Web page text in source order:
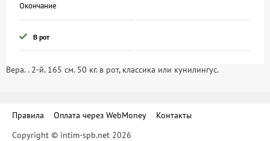
Окончание
В рот
Вера. . 2-й. 165 см. 50 кг. в рот, классика или кунилингус.
Правила Оплата через WebMoney
Контакты
Copyright © intim-spb.net 2026